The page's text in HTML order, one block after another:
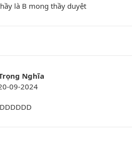
là B mong thầy duyệt
Nghĩa
09-2024